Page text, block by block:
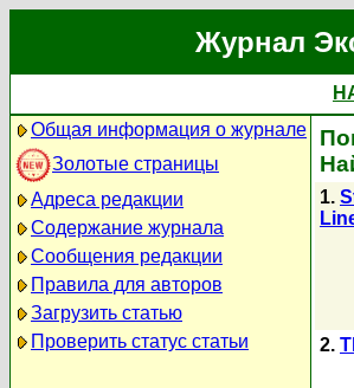
Журнал
Общая информация о журнале
Золотые страницы
Адреса редакции
Содержание журнала
Сообщения редакции
Правила для авторов
Загрузить статью
Проверить статус статьи
1.
2.